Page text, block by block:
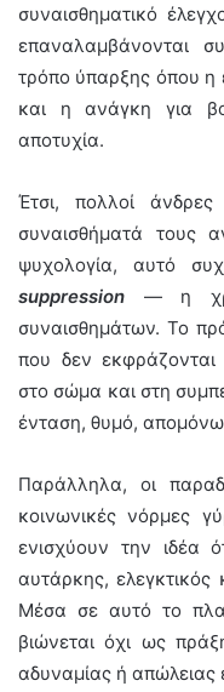
συναισθηματικό
επαναλαμβάνονται
τρόπο ύπαρξης όπου η
και η ανάγκη για
αποτυχία.
Έτσι, πολλοί
συναισθήματά τους
ψυχολογία, αυτό
suppression — η
συναισθημάτων. Το
που δεν
στο σώμα και στη
ένταση, θυμό,
Παράλληλα, οι
κοινωνικές νόρμες
ενισχύουν την ιδέα
αυτάρκης, ελεγκτικός
Μέσα σε αυτό το
βιώνεται όχι ως
αδυναμίας ή απώλειας